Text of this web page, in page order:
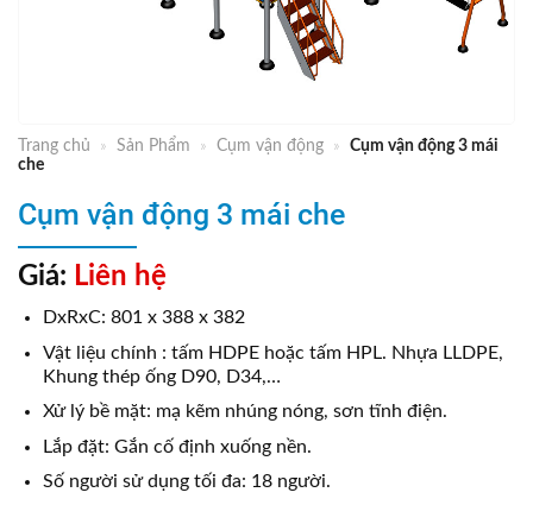
Trang chủ » Sản Phẩm » Cụm vận động »
Cụm vận động 3 mái
che
Cụm vận động 3 mái che
Giá: Liên hệ
DxRxC: 801 x 388 x 382
Vật liệu chính : tấm HDPE hoặc tấm HPL. Nhựa LLDPE,
Khung thép ống D90, D34,…
Xử lý bề mặt: mạ kẽm nhúng nóng, sơn tĩnh điện.
Lắp đặt: Gắn cố định xuống nền.
Số người sử dụng tối đa: 18 người.